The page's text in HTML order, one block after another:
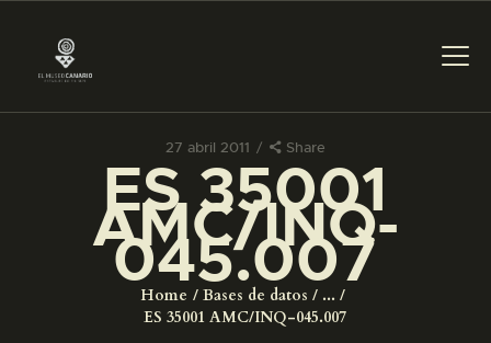
27 abril 2011 Share
ES 35001
AMC/INQ-
045.007
Home Bases de datos
...
ES 35001 AMC/INQ-045.007
PREPARAR LA VISITA
ACTIVIDADES